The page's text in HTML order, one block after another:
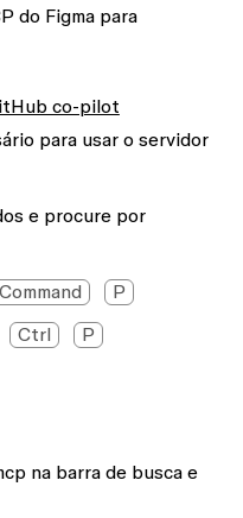
do Figma para
co-pilot
para usar o servidor
e procure por
Command
P
Ctrl P
na barra de busca e